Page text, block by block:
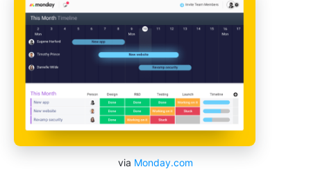
via Monday.com